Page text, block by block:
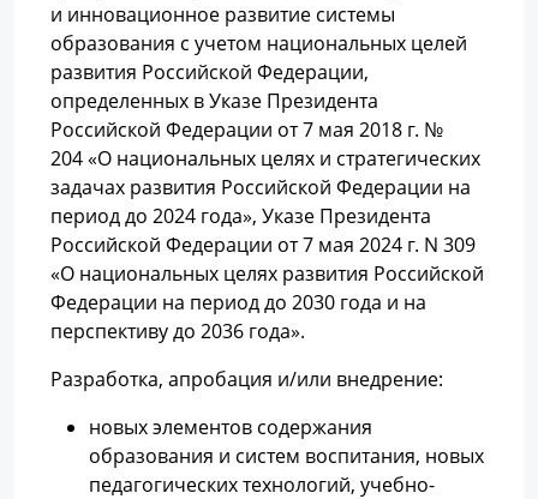
и инновационное развитие системы
образования с учетом национальных целей
развития Российской Федерации,
определенных в Указе Президента
Российской Федерации от 7 мая 2018 г. №
204 «О национальных целях и стратегических
задачах развития Российской Федерации на
период до 2024 года», Указе Президента
Российской Федерации от 7 мая 2024 г. N 309
«О национальных целях развития Российской
Федерации на период до 2030 года и на
перспективу до 2036 года».
Разработка, апробация и/или внедрение:
новых элементов содержания
образования и систем воспитания, новых
педагогических технологий, учебно-